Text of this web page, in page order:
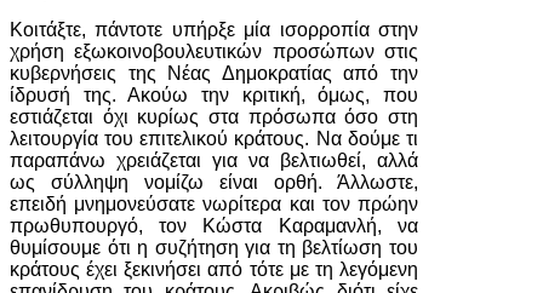
Κοιτάξτε, πάντοτε υπήρξε μία ισορροπία στην
χρήση εξωκοινοβουλευτικών προσώπων στις
κυβερνήσεις της Νέας Δημοκρατίας από την
ίδρυσή της. Ακούω την κριτική, όμως, που
εστιάζεται όχι κυρίως στα πρόσωπα όσο στη
λειτουργία του επιτελικού κράτους. Να δούμε τι
παραπάνω χρειάζεται για να βελτιωθεί, αλλά
ως σύλληψη νομίζω είναι ορθή. Άλλωστε,
επειδή μνημονεύσατε νωρίτερα και τον πρώην
πρωθυπουργό, τον Κώστα Καραμανλή, να
θυμίσουμε ότι η συζήτηση για τη βελτίωση του
κράτους έχει ξεκινήσει από τότε με τη λεγόμενη